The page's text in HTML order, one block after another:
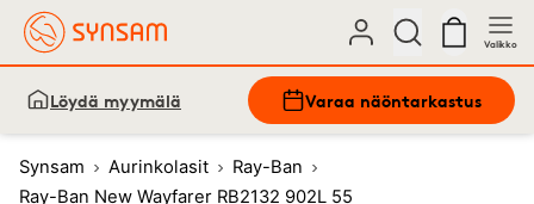
Valikko
Löydä myymälä Varaa näöntarkastus
Synsam Aurinkolasit
Ray-Ban
Ray-Ban New Wayfarer RB2132 902L 55